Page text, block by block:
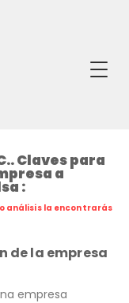
Claves para
a
:
análisis la encontrarás
de la empresa
empresa